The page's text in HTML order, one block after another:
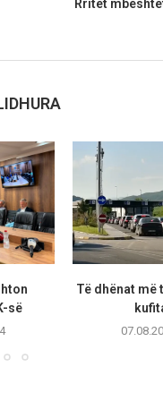
Rritet
së
Të dhënat më